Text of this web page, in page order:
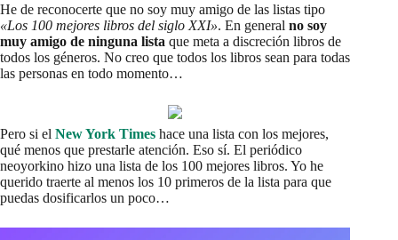
He de reconocerte que no soy muy amigo de las listas tipo
«Los 100 mejores libros del siglo XXI». En general no soy
muy amigo de ninguna lista que meta a discreción libros de
todos los géneros. No creo que todos los libros sean para todas
las personas en todo momento…
Pero si el New York Times hace una lista con los mejores,
qué menos que prestarle atención. Eso sí. El periódico
neoyorkino hizo una lista de los 100 mejores libros. Yo he
querido traerte al menos los 10 primeros de la lista para que
puedas dosificarlos un poco…